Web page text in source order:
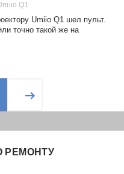
Q1
Umiio Q1 шел пульт.
точно такой же на
РЕМОНТУ